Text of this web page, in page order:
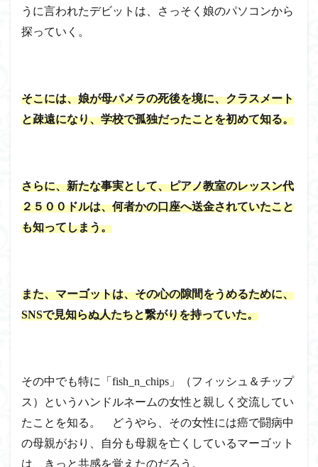
うに言われたデビットは、さっそく娘のパソコンから
探っていく。
そこには、娘が母パメラの死後を境に、クラスメート
と疎遠になり、学校で孤独だったことを初めて知る。
さらに、新たな事実として、ピアノ教室のレッスン代
２５００ドルは、何者かの口座へ送金されていたこと
も知ってしまう。
また、マーゴットは、その心の隙間をうめるために、
SNSで見知らぬ人たちと繋がりを持っていた。
その中でも特に「fish_n_chips」（フィッシュ＆チップ
ス）というハンドルネームの女性と親しく交流してい
たことを知る。 どうやら、その女性には癌で闘病中
の母親がおり、自分も母親を亡くしているマーゴット
は、きっと共感を覚えたのだろう。